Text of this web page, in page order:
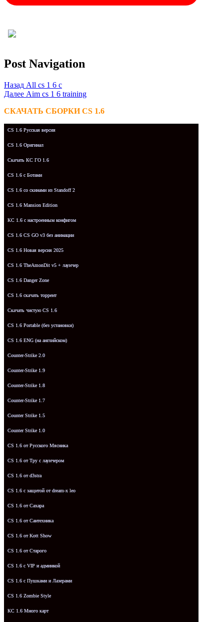
Post Navigation
Назад All cs 1 6 с
Далее Aim cs 1 6 training
СКАЧАТЬ СБОРКИ CS 1.6
CS 1.6 Русская версия
CS 1.6 Оригинал
Скачать КС ГО 1.6
CS 1.6 с Ботами
CS 1.6 со скинами из Standoff 2
CS 1.6 Mansion Edition
КС 1.6 с настроенным конфигом
CS 1.6 CS GO v3 без анимации
CS 1.6 Новая версия 2025
CS 1.6 TheAmonDit v5 + лаунчер
CS 1.6 Danger Zone
CS 1.6 скачать торрент
Скачать чистую CS 1.6
CS 1.6 Portable (без установки)
CS 1.6 ENG (на английском)
Counter-Strike 2.0
Counter-Strike 1.9
Counter-Strike 1.8
Counter-Strike 1.7
Counter Strike 1.5
Counter Strike 1.0
CS 1.6 от Русского Мясника
CS 1.6 от Tpy с лаунчером
CS 1.6 от d3stra
CS 1.6 с защитой от dream-x leo
CS 1.6 от Сахара
CS 1.6 от Сантехника
CS 1.6 от Kott Show
CS 1.6 от Старого
CS 1.6 с VIP и админкой
CS 1.6 с Пушками и Лазерами
CS 1.6 Zombie Style
КС 1.6 Много карт